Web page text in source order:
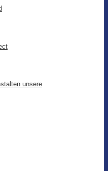
unsere